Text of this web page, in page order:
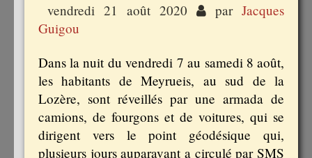
vendredi 21 août 2020 par Jacques
Guigou
Dans la nuit du vendredi 7 au samedi 8 août,
les habitants de Meyrueis, au sud de la
Lozère, sont réveillés par une armada de
camions, de fourgons et de voitures, qui se
dirigent vers le point géodésique qui,
plusieurs jours auparavant a circulé par SMS